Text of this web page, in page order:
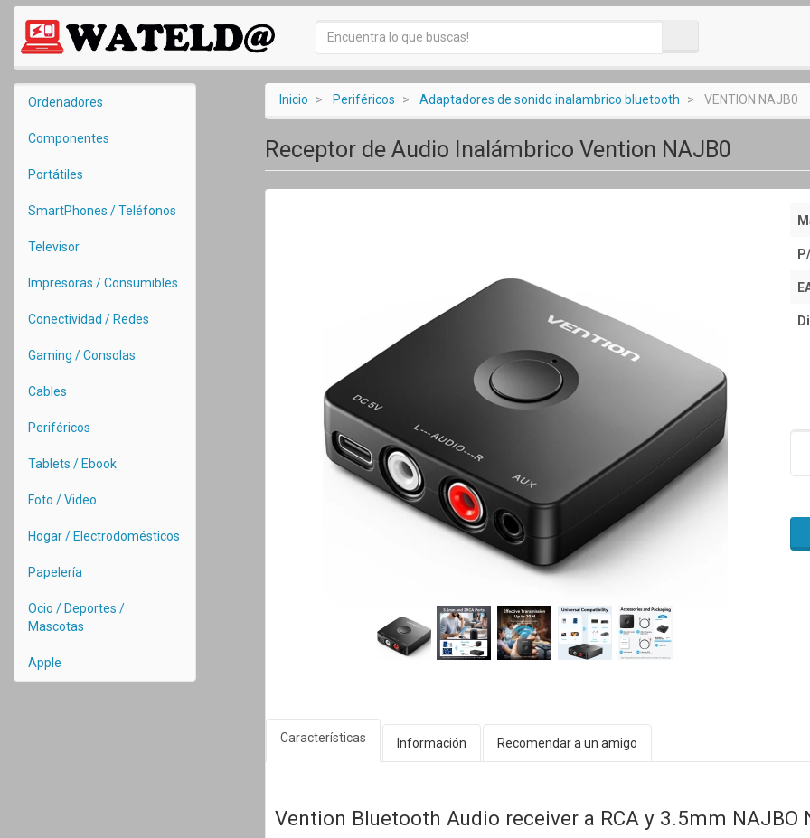
Ordenadores
Componentes
Portátiles
SmartPhones / Teléfonos
Televisor
Impresoras / Consumibles
Conectividad / Redes
Gaming / Consolas
Cables
Periféricos
Tablets / Ebook
Foto / Video
Hogar / Electrodomésticos
Papelería
Ocio / Deportes /
Mascotas
Apple
Inicio Periféricos Adaptadores de sonido inalambrico bluetooth VENTION NAJB0
Receptor de Audio Inalámbrico Vention NAJB0
Características Información Recomendar a un amigo
Vention Bluetooth Audio receiver a RCA y 3.5mm NAJBO